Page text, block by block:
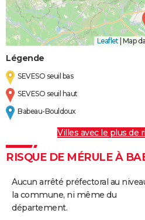
Leaflet Map
Légende
SEVESO seuil bas
SEVESO seuil haut
Babeau-Bouldoux
Villes avec le plus de
RISQUE DE MÉRULE À
Aucun arrêté préfectoral au
la commune, ni même du
département.